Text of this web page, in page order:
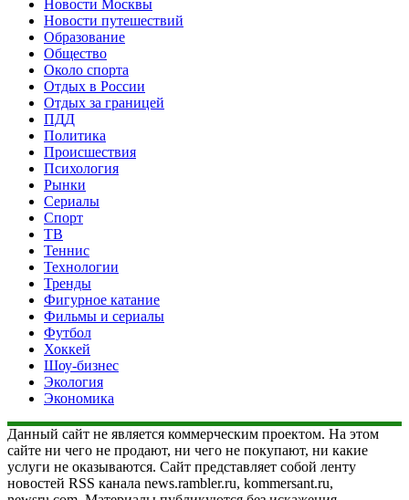
Новости Москвы
Новости путешествий
Образование
Общество
Около спорта
Отдых в России
Отдых за границей
ПДД
Политика
Происшествия
Психология
Рынки
Сериалы
Спорт
ТВ
Теннис
Технологии
Тренды
Фигурное катание
Фильмы и сериалы
Футбол
Хоккей
Шоу-бизнес
Экология
Экономика
Данный сайт не является коммерческим проектом. На этом
сайте ни чего не продают, ни чего не покупают, ни какие
услуги не оказываются. Сайт представляет собой ленту
новостей RSS канала news.rambler.ru, kommersant.ru,